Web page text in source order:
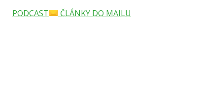
PODCAST ČLÁNKY DO MAILU